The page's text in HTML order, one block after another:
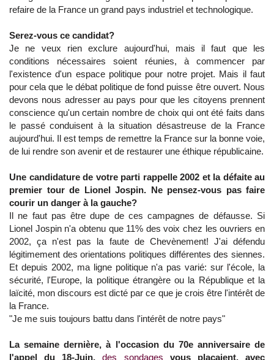
refaire de la France un grand pays industriel et technologique.
Serez-vous ce candidat?
Je ne veux rien exclure aujourd'hui, mais il faut que les
conditions nécessaires soient réunies, à commencer par
l'existence d'un espace politique pour notre projet. Mais il faut
pour cela que le débat politique de fond puisse être ouvert. Nous
devons nous adresser au pays pour que les citoyens prennent
conscience qu'un certain nombre de choix qui ont été faits dans
le passé conduisent à la situation désastreuse de la France
aujourd'hui. Il est temps de remettre la France sur la bonne voie,
de lui rendre son avenir et de restaurer une éthique républicaine.
Une candidature de votre parti rappelle 2002 et la défaite au
premier tour de Lionel Jospin. Ne pensez-vous pas faire
courir un danger à la gauche?
Il ne faut pas être dupe de ces campagnes de défausse. Si
Lionel Jospin n'a obtenu que 11% des voix chez les ouvriers en
2002, ça n'est pas la faute de Chevènement! J'ai défendu
légitimement des orientations politiques différentes des siennes.
Et depuis 2002, ma ligne politique n'a pas varié: sur l'école, la
sécurité, l'Europe, la politique étrangère ou la République et la
laïcité, mon discours est dicté par ce que je crois être l'intérêt de
la France.
"Je me suis toujours battu dans l'intérêt de notre pays"
La semaine dernière, à l'occasion du 70e anniversaire de
l'appel du 18-Juin,
des sondages
vous plaçaient, avec